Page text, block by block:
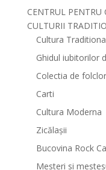
CENTRUL PENTRU
CULTURII
Cultura
Ghidul iubitorilor
Colectia de
Carti
Cultura Moderna
Zicălașii
Bucovina Rock
Mesteri si